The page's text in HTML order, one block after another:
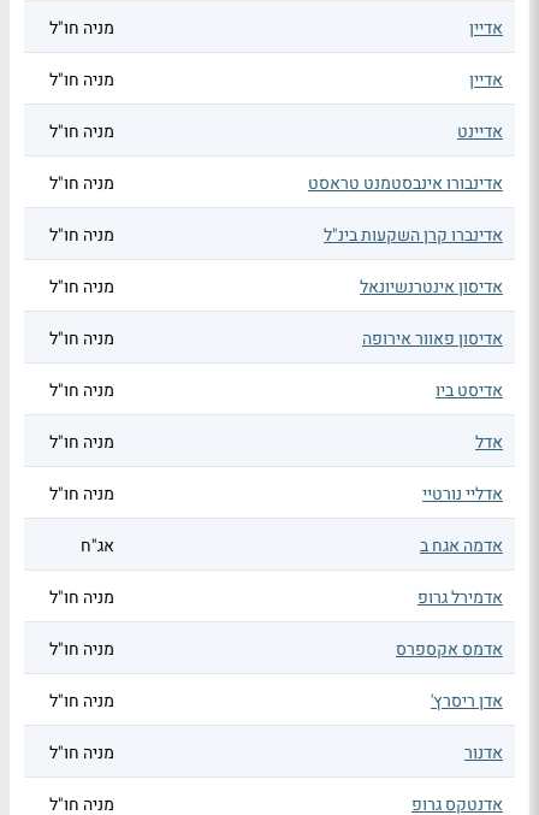
אדיין מניה חו"ל
אדיין מניה חו"ל
אדיינט מניה חו"ל
אדינבורו אינבסטמנט טראסט מניה חו"ל
אדינברו קרן השקעות בינ"ל מניה חו"ל
אדיסון אינטרנשיונאל מניה חו"ל
אדיסון פאוור אירופה מניה חו"ל
אדיסט ביו מניה חו"ל
אדל מניה חו"ל
אדליי נורטיי מניה חו"ל
אדמה אגח ב אג"ח
אדמירל גרופ מניה חו"ל
אדמס אקספרס מניה חו"ל
אדן ריסרץ' מניה חו"ל
אדנור מניה חו"ל
אדנטקס גרופ מניה חו"ל